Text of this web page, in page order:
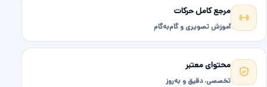
مرجع کامل حرکات
آموزش تصویری و گام‌به‌گام
محتوای معتبر
تخصصی، دقیق و به‌روز